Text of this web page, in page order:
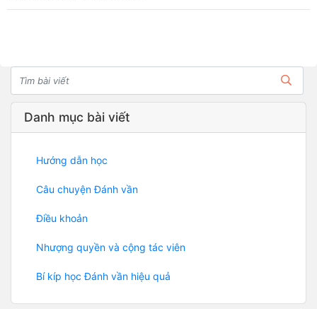
Danh mục bài viết
Hướng dẫn học
Câu chuyện Đánh vần
Điều khoản
Nhượng quyền và cộng tác viên
Bí kíp học Đánh vần hiệu quả